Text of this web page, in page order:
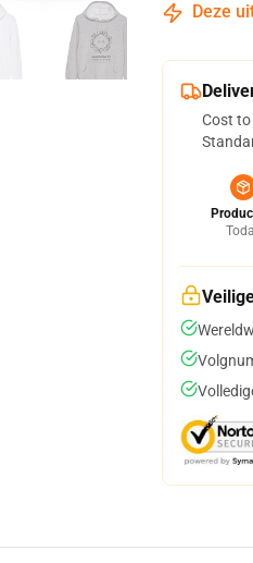
Deze
Cost to